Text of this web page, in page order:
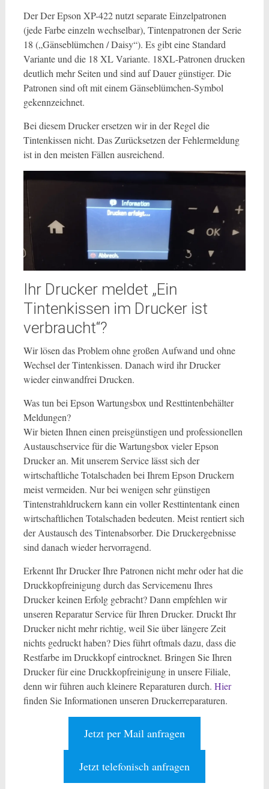
Der Der Epson XP-422 nutzt separate Einzelpatronen
(jede Farbe einzeln wechselbar), Tintenpatronen der Serie
18 („Gänseblümchen / Daisy“). Es gibt eine Standard
Variante und die 18 XL Variante. 18XL-Patronen drucken
deutlich mehr Seiten und sind auf Dauer günstiger. Die
Patronen sind oft mit einem Gänseblümchen-Symbol
gekennzeichnet.
Bei diesem Drucker ersetzen wir in der Regel die
Tintenkissen nicht. Das Zurücksetzen der Fehlermeldung
ist in den meisten Fällen ausreichend.
Ihr Drucker meldet „Ein
Tintenkissen im Drucker ist
verbraucht“?
Wir lösen das Problem ohne großen Aufwand und ohne
Wechsel der Tintenkissen. Danach wird ihr Drucker
wieder einwandfrei Drucken.
Was tun bei Epson Wartungsbox und Resttintenbehälter
Meldungen?
Wir bieten Ihnen einen preisgünstigen und professionellen
Austauschservice für die Wartungsbox vieler Epson
Drucker an. Mit unserem Service lässt sich der
wirtschaftliche Totalschaden bei Ihrem Epson Druckern
meist vermeiden. Nur bei wenigen sehr günstigen
Tintenstrahldruckern kann ein voller Resttintentank einen
wirtschaftlichen Totalschaden bedeuten. Meist rentiert sich
der Austausch des Tintenabsorber. Die Druckergebnisse
sind danach wieder hervorragend.
Erkennt Ihr Drucker Ihre Patronen nicht mehr oder hat die
Druckkopfreinigung durch das Servicemenu Ihres
Drucker keinen Erfolg gebracht? Dann empfehlen wir
unseren Reparatur Service für Ihren Drucker. Druckt Ihr
Drucker nicht mehr richtig, weil Sie über längere Zeit
nichts gedruckt haben? Dies führt oftmals dazu, dass die
Restfarbe im Druckkopf eintrocknet. Bringen Sie Ihren
Drucker für eine Druckkopfreinigung in unsere Filiale,
denn wir führen auch kleinere Reparaturen durch. Hier
finden Sie Informationen unseren Druckerreparaturen.
Jetzt per Mail anfragen
Jetzt telefonisch anfragen